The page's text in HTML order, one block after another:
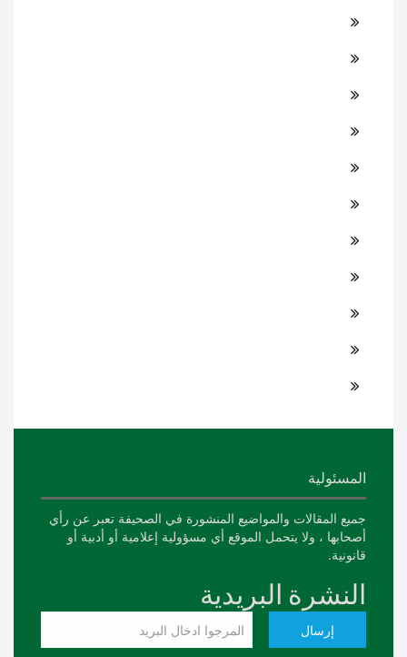
المسئولية
جميع المقالات والمواضيع المنشورة في الصحيفة تعبر عن رأي
أصحابها ، ولا يتحمل الموقع أي مسؤولية إعلامية أو أدبية أو
قانونية.
النشرة البريدية